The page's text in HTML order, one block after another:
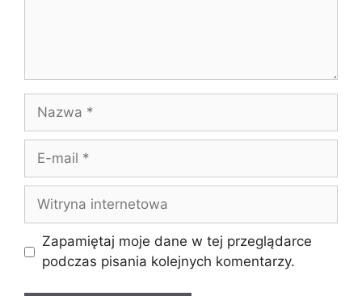
Nazwa
Witryna
internetowa
Zapamiętaj moje dane w tej przeglądarce
podczas pisania kolejnych komentarzy.